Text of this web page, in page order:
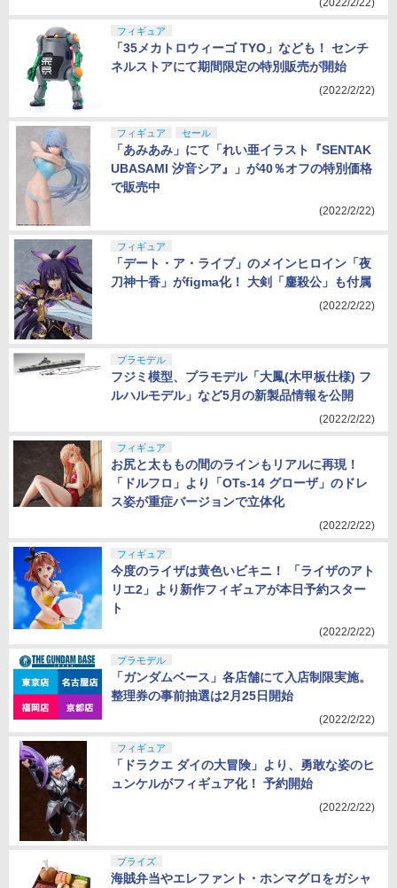
(2022/2/22)
フィギュア
「35メカトロウィーゴ TYO」なども！ センチ
ネルストアにて期間限定の特別販売が開始
(2022/2/22)
フィギュア セール
「あみあみ」にて「れい亜イラスト『SENTAK
UBASAMI 汐音シア』」が40％オフの特別価格
で販売中
(2022/2/22)
フィギュア
「デート・ア・ライブ」のメインヒロイン「夜
刀神十香」がfigma化！ 大剣「鏖殺公」も付属
(2022/2/22)
プラモデル
フジミ模型、プラモデル「大鳳(木甲板仕様) フ
ルハルモデル」など5月の新製品情報を公開
(2022/2/22)
フィギュア
お尻と太ももの間のラインもリアルに再現！
「ドルフロ」より「OTs-14 グローザ」のドレ
ス姿が重症バージョンで立体化
(2022/2/22)
フィギュア
今度のライザは黄色いビキニ！ 「ライザのアト
リエ2」より新作フィギュアが本日予約スター
ト
(2022/2/22)
プラモデル
「ガンダムベース」各店舗にて入店制限実施。
整理券の事前抽選は2月25日開始
(2022/2/22)
フィギュア
「ドラクエ ダイの大冒険」より、勇敢な姿のヒ
ュンケルがフィギュア化！ 予約開始
(2022/2/22)
プライズ
海賊弁当やエレファント・ホンマグロをガシャ